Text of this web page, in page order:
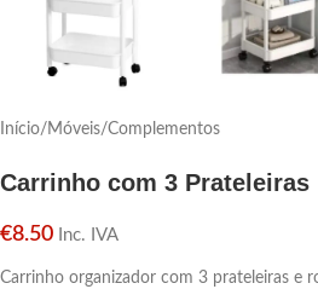
Início/ Móveis/Complementos
Carrinho com 3 Prateleiras
€8.50 Inc. IVA
Carrinho organizador com 3 prateleiras e